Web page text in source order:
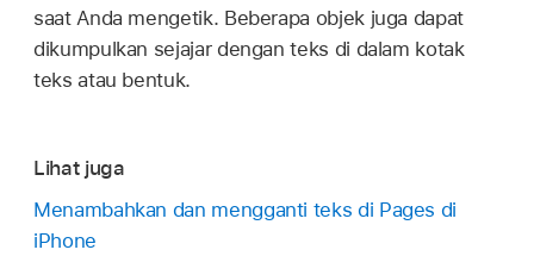
saat Anda mengetik. Beberapa objek juga dapat
dikumpulkan sejajar dengan teks di dalam kotak
teks atau bentuk.
Lihat juga
Menambahkan dan mengganti teks di Pages di
iPhone